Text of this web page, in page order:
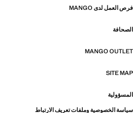
فرص العمل لدى MANGO
الصحافة
MANGO OUTLET
SITE MAP
المسؤولية
سياسة الخصوصية وملفات تعريف الارتباط